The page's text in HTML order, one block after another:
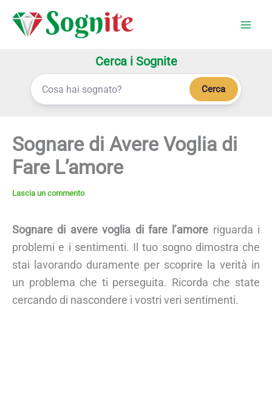
Cerca i Sognite
Cerca
Sognare di Avere Voglia di
Fare L’amore
Lascia un commento
Sognare di avere voglia di fare l’amore riguarda i
problemi e i sentimenti. Il tuo sogno dimostra che
stai lavorando duramente per scoprire la verità in
un problema che ti perseguita. Ricorda che state
cercando di nascondere i vostri veri sentimenti.